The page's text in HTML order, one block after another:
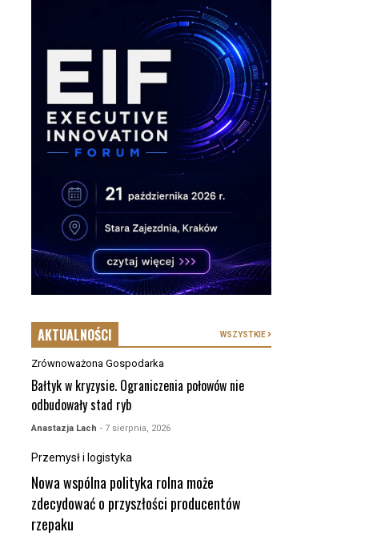
AKTUALNOŚCI WSZYSTKIE
Zrównoważona Gospodarka
Bałtyk w kryzysie. Ograniczenia połowów nie
odbudowały stad ryb
Anastazja Lach - 7 sierpnia, 2026
Przemysł i logistyka
Nowa wspólna polityka rolna może
zdecydować o przyszłości producentów
rzepaku